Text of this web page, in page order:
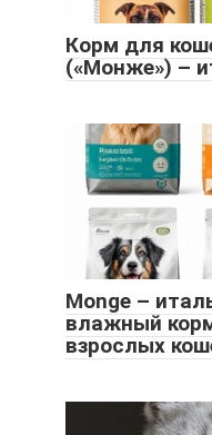
Корм для
(«Монже») –
Monge –
влажный
взрослых